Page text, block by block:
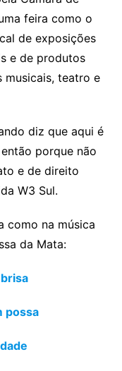
feira como o
de exposições
e de produtos
musicais, teatro e
diz que aqui é
porque não
e de direito
W3 Sul.
como na música
da Mata:
possa